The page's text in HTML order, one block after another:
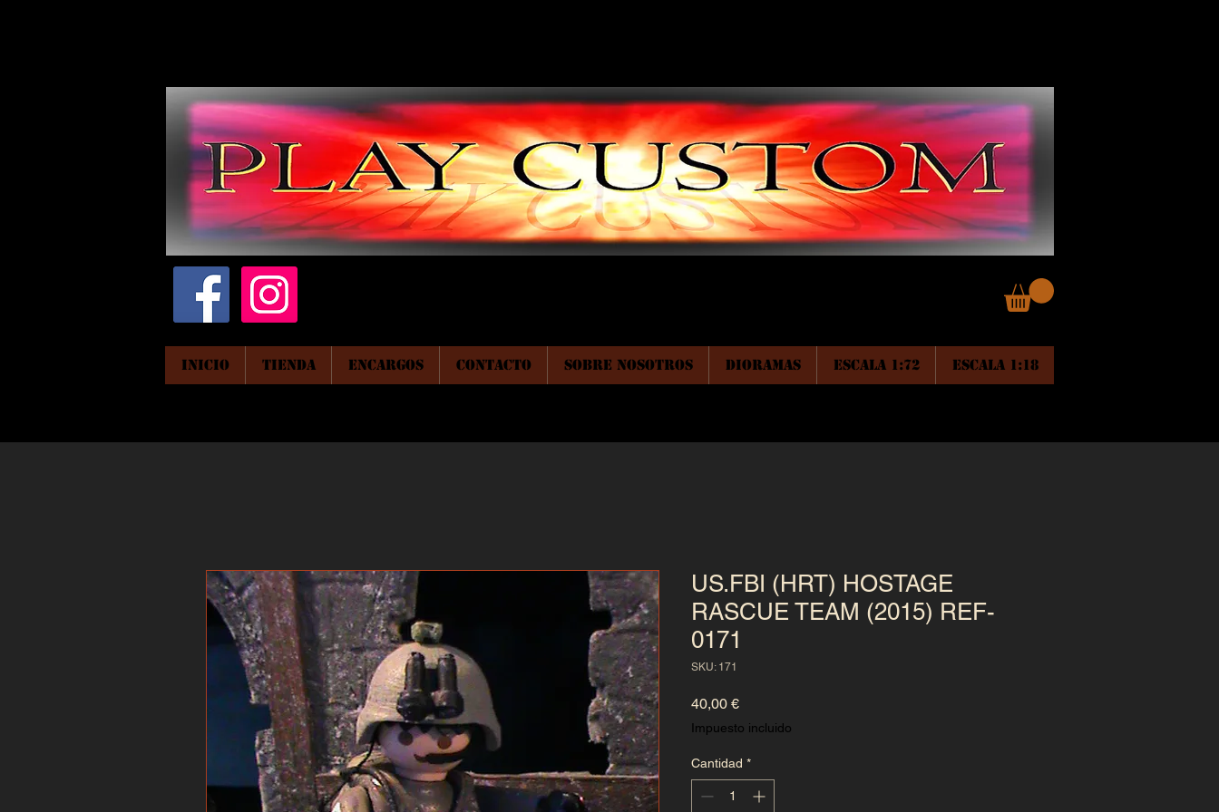
INICIO TIENDA ENCARGOS CONTACTO SOBRE NOSOTROS DIORAMAS ESCALA 1:72 ESCALA 1:18
US.FBI (HRT) HOSTAGE
RASCUE TEAM (2015) REF-
0171
SKU: 171
40,00 €Precio
Impuesto incluido
Cantidad *